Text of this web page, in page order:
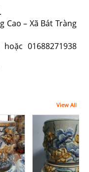
Cao – Xã Bát Tràng
01688271938
View All